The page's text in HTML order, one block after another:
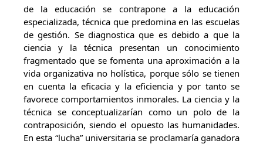
de la educación se contrapone a la educación
especializada, técnica que predomina en las escuelas
de gestión. Se diagnostica que es debido a que la
ciencia y la técnica presentan un conocimiento
fragmentado que se fomenta una aproximación a la
vida organizativa no holística, porque sólo se tienen
en cuenta la eficacia y la eficiencia y por tanto se
favorece comportamientos inmorales. La ciencia y la
técnica se conceptualizarían como un polo de la
contraposición, siendo el opuesto las humanidades.
En esta “lucha” universitaria se proclamaría ganadora